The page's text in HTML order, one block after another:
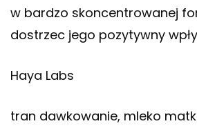
w bardzo skoncentrowanej
dostrzec jego pozytywny
Haya Labs
tran dawkowanie, mleko